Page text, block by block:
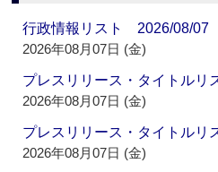
行政情報リスト 2026/08/07
2026年08月07日 (金)
プレスリリース・タイトル
2026年08月07日 (金)
プレスリリース・タイトル
2026年08月07日 (金)